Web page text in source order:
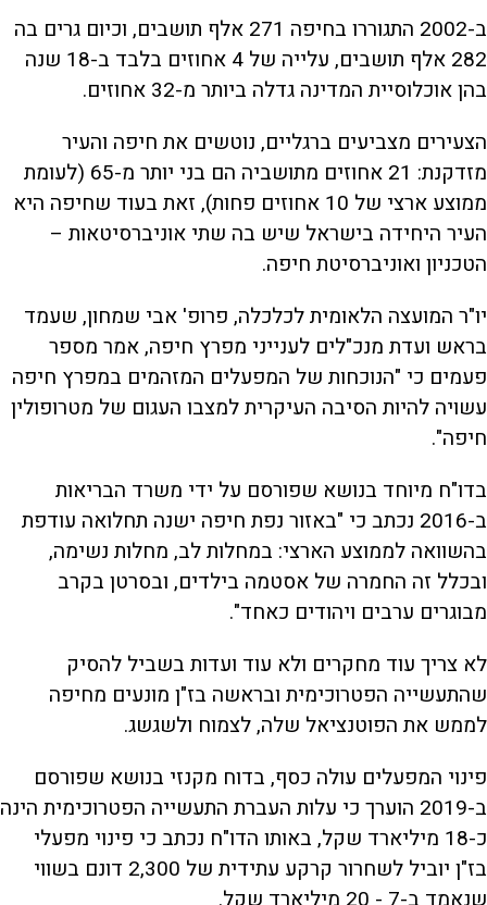
ב-2002 התגוררו בחיפה 271 אלף תושבים, וכיום גרים בה
282 אלף תושבים, עלייה של 4 אחוזים בלבד ב-18 שנה
בהן אוכלוסיית המדינה גדלה ביותר מ-32 אחוזים.
הצעירים מצביעים ברגליים, נוטשים את חיפה והעיר
מזדקנת: 21 אחוזים מתושביה הם בני יותר מ-65 (לעומת
ממוצע ארצי של 10 אחוזים פחות), זאת בעוד שחיפה היא
העיר היחידה בישראל שיש בה שתי אוניברסיטאות –
הטכניון ואוניברסיטת חיפה.
יו"ר המועצה הלאומית לכלכלה, פרופ' אבי שמחון, שעמד
בראש ועדת מנכ"לים לענייני מפרץ חיפה, אמר מספר
פעמים כי "הנוכחות של המפעלים המזהמים במפרץ חיפה
עשויה להיות הסיבה העיקרית למצבו העגום של מטרופולין
חיפה".
בדו"ח מיוחד בנושא שפורסם על ידי משרד הבריאות
ב-2016 נכתב כי "באזור נפת חיפה ישנה תחלואה עודפת
בהשוואה לממוצע הארצי: במחלות לב, מחלות נשימה,
ובכלל זה החמרה של אסטמה בילדים, ובסרטן בקרב
מבוגרים ערבים ויהודים כאחד".
לא צריך עוד מחקרים ולא עוד ועדות בשביל להסיק
שהתעשייה הפטרוכימית ובראשה בז"ן מונעים מחיפה
לממש את הפוטנציאל שלה, לצמוח ולשגשג.
פינוי המפעלים עולה כסף, בדוח מקנזי בנושא שפורסם
ב-2019 הוערך כי עלות העברת התעשייה הפטרוכימית הינה
כ-18 מיליארד שקל, באותו הדו"ח נכתב כי פינוי מפעלי
בז"ן יוביל לשחרור קרקע עתידית של 2,300 דונם בשווי